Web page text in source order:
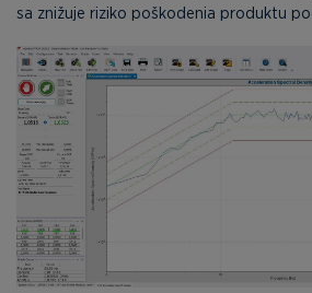
sa znižuje riziko poškodenia produktu